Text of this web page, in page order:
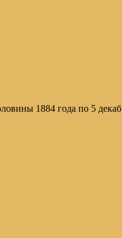
1884 года по 5